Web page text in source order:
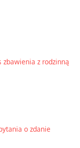
zbawienia z rodzinną
o zdanie